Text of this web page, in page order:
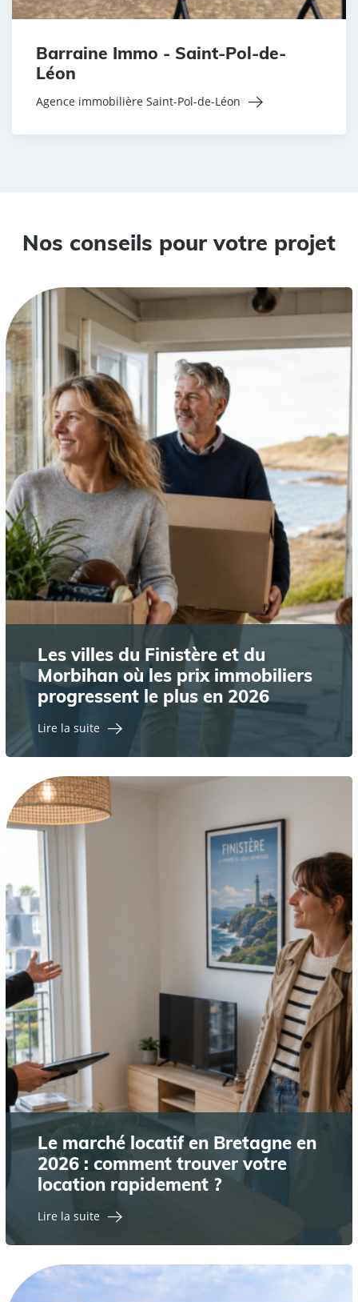
Barraine Immo - Saint-Pol-de-
Léon
Agence immobilière Saint-Pol-de-Léon
Nos conseils pour votre projet
Les villes du Finistère et du
Morbihan où les prix immobiliers
progressent le plus en 2026
Lire la suite
Le marché locatif en Bretagne en
2026 : comment trouver votre
location rapidement ?
Lire la suite